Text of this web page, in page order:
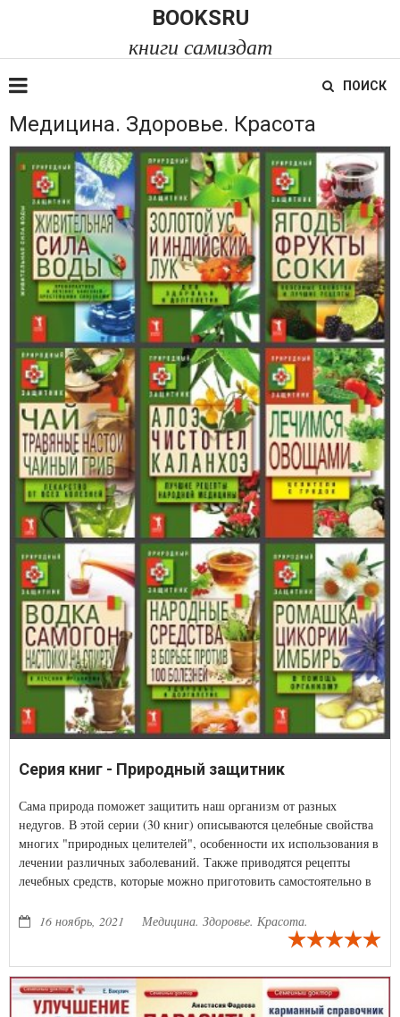
BOOKSRU
книги самиздат
ПОИСК
Медицина. Здоровье. Красота
Серия книг - Природный защитник
Сама природа поможет защитить наш организм от разных
недугов. В этой серии (30 книг) описываются целебные свойства
многих "природных целителей", особенности их использования в
лечении различных заболеваний. Также приводятся рецепты
лечебных средств, которые можно приготовить самостоятельно в
16 ноябрь, 2021
Медицина. Здоровье. Красота.